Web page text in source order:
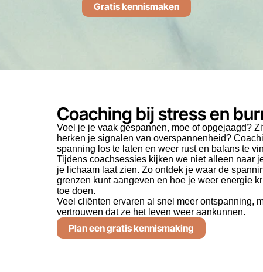
Gratis kennismaken
Coaching bij stress en
Voel je je vaak gespannen, moe of opgejaagd?
herken je signalen van overspannenheid?
spanning los te laten en weer rust en balans te
Tijdens coachsessies kijken we niet alleen naar
je lichaam laat zien. Zo ontdek je waar de
grenzen kunt aangeven en hoe je weer energie
toe doen.
Veel cliënten ervaren al snel meer ontspanning,
vertrouwen dat ze het leven weer aankunnen.
Plan een gratis kennismaking